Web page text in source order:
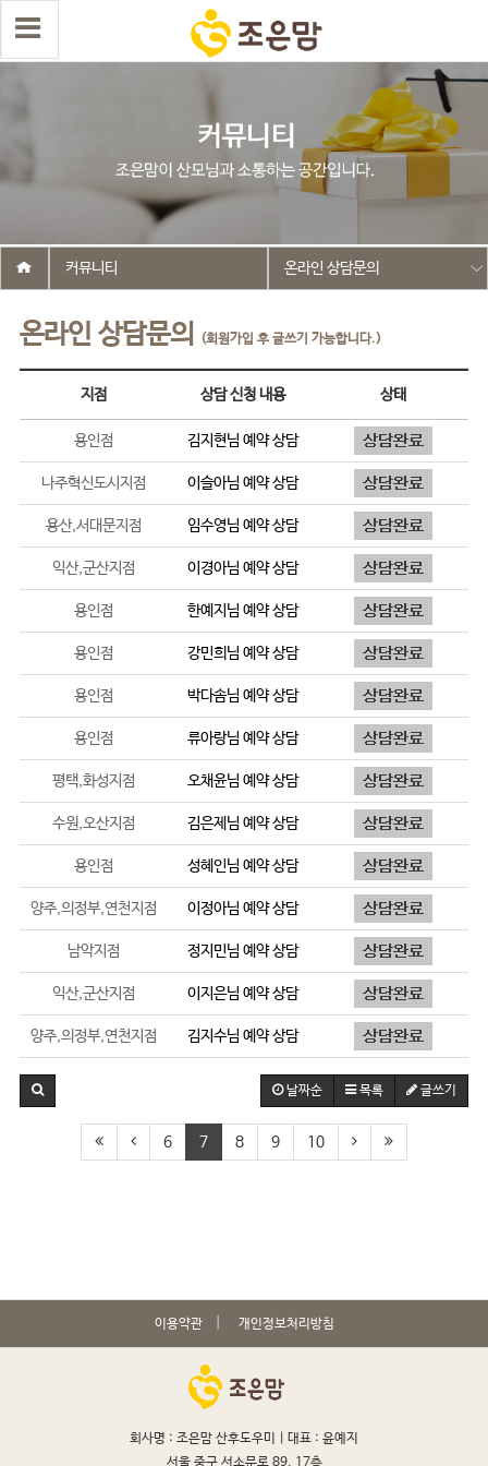
온라인 상담문의 (회원가입 후 글쓰기 가능합니다.)
커뮤니티 온라인 상담문의
지점 상담 신청 내용 상태
용인점 김지현님 예약 상담
나주혁신도시지점 이슬아님 예약 상담
용산,서대문지점 임수영님 예약 상담
익산,군산지점 이경아님 예약 상담
용인점 한예지 님 예약 상담
용인점 강민희님 예약 상담
용인점 박다솜님 예약 상담
용인점 류아랑님 예약 상담
평택,화성지점 오채윤님 예약 상담
수원,오산지점 김은제 님 예약 상담
용인점 성혜인님 예약 상담
양주,의정부,연천지점 이정아님 예약 상담
남악지점 정지민님 예약 상담
익산,군산지점 이지은님 예약 상담
양주,의정부,연천지점 김지수님 예약 상담
날짜순 목록 글쓰기
6 7 8 9 10
이용약관 개인정보처리방침
회사명 : 조은맘 산후도우미 | 대표 : 윤예지
서울 중구 서소문로 89, 17층